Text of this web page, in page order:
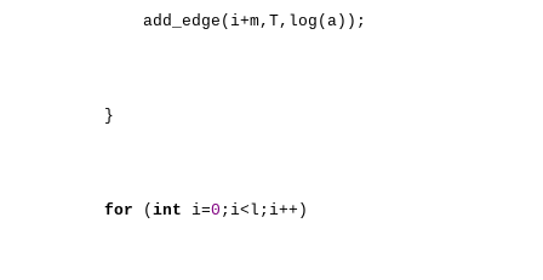
add_edge(i+m,T,log(a));
}
for ( int i=0 ;i<l;i++)